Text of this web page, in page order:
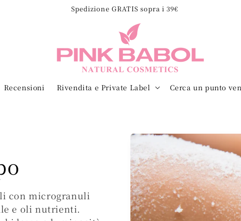
Spedizione GRATIS sopra i 39€
Recensioni Rivendita e Private Label Cerca un punto
con microgranuli
e oli nutrienti.